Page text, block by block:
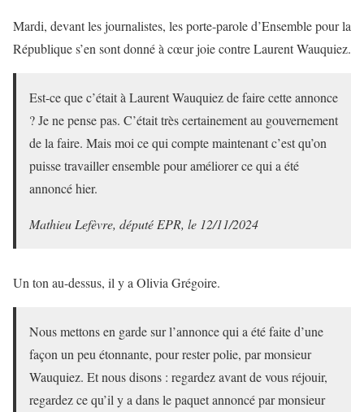
Mardi, devant les journalistes, les porte-parole d’Ensemble pour la
République s’en sont donné à cœur joie contre Laurent Wauquiez.
Est-ce que c’était à Laurent Wauquiez de faire cette annonce
? Je ne pense pas. C’était très certainement au gouvernement
de la faire. Mais moi ce qui compte maintenant c’est qu’on
puisse travailler ensemble pour améliorer ce qui a été
annoncé hier.
Mathieu Lefèvre, député EPR, le 12/11/2024
Un ton au-dessus, il y a Olivia Grégoire.
Nous mettons en garde sur l’annonce qui a été faite d’une
façon un peu étonnante, pour rester polie, par monsieur
Wauquiez. Et nous disons : regardez avant de vous réjouir,
regardez ce qu’il y a dans le paquet annoncé par monsieur